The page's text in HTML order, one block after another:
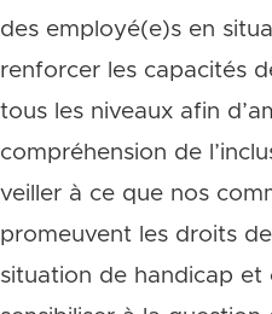
des employé(e)s en
renforcer les capacités
tous les niveaux afin
compréhension de
veiller à ce que nos
promeuvent les droits
situation de handicap et